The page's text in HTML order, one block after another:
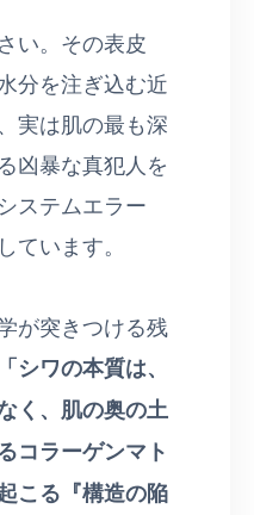
い。その表皮
分を注ぎ込む近
実は肌の最も深
凶暴な真犯人を
ステムエラー
ています。
が突きつける残
「シワの本質は、
く、肌の奥の土
コラーゲンマト
こる『構造の陥